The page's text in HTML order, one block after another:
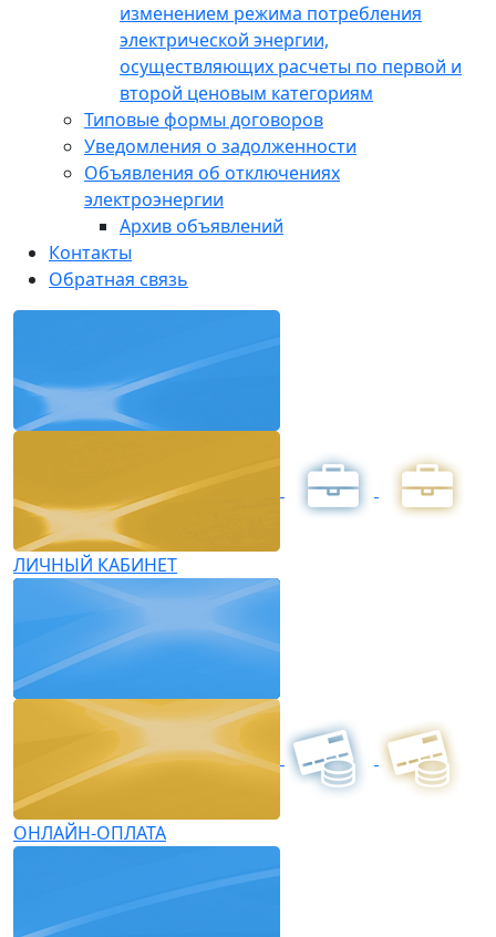
изменением режима потребления
электрической энергии,
осуществляющих расчеты по первой и
второй ценовым категориям
Типовые формы договоров
Уведомления о задолженности
Объявления об отключениях
электроэнергии
Архив объявлений
Контакты
Обратная связь
ЛИЧНЫЙ КАБИНЕТ
ОНЛАЙН-ОПЛАТА